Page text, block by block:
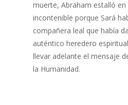
muerte, Abraham estalló en
incontenible porque Sará
compañera leal que había
auténtico heredero
llevar adelante el mensaje
la Humanidad.